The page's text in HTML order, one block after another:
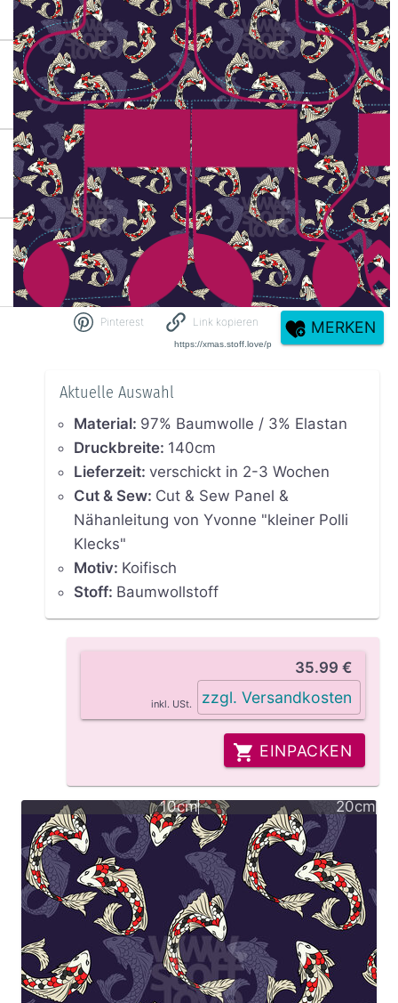
Pinterest Link kopieren MERKEN
Aktuelle Auswahl
Material: 97% Baumwolle / 3% Elastan
Druckbreite: 140cm
Lieferzeit: verschickt in 2-3 Wochen
Cut & Sew: Cut & Sew Panel &
Nähanleitung von Yvonne "kleiner Polli
Klecks"
Motiv: Koifisch
Stoff: Baumwollstoff
35.99 €
inkl. USt. zzgl. Versandkosten
EINPACKEN
10cm 20cm